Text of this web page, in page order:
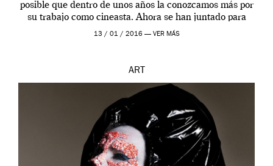
posible que dentro de unos años la conozcamos más por
su trabajo como cineasta. Ahora se han juntado para
contarnos una […]
13 / 01 / 2016 — VER MÁS
ART